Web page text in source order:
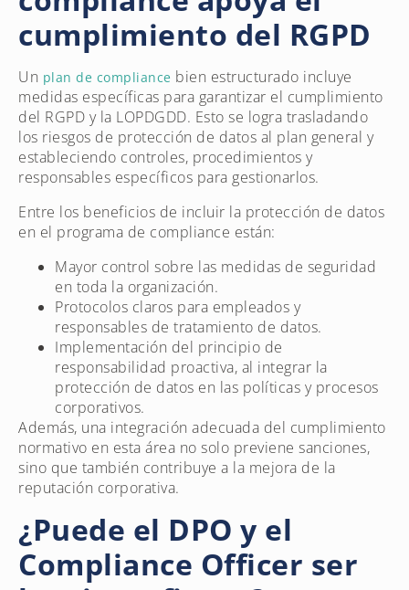
cumplimiento del RGPD
Un plan de compliance bien estructurado incluye
medidas específicas para garantizar el cumplimiento
del RGPD y la LOPDGDD. Esto se logra trasladando
los riesgos de protección de datos al plan general y
estableciendo controles, procedimientos y
responsables específicos para gestionarlos.
Entre los beneficios de incluir la protección de datos
en el programa de compliance están:
Mayor control sobre las medidas de seguridad
en toda la organización.
Protocolos claros para empleados y
responsables de tratamiento de datos.
Implementación del principio de
responsabilidad proactiva, al integrar la
protección de datos en las políticas y procesos
corporativos.
Además, una integración adecuada del cumplimiento
normativo en esta área no solo previene sanciones,
sino que también contribuye a la mejora de la
reputación corporativa.
¿Puede el DPO y el
Compliance Officer ser